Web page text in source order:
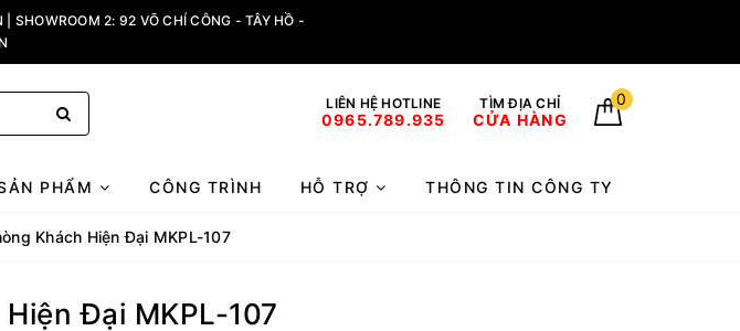
SHOWROOM 2: 92 VÕ CHÍ CÔNG - TÂY HỒ -
LIÊN HỆ HOTLINE
0965.789.935
TÌM ĐỊA CHỈ
CỬA HÀNG
0
PHẨM CÔNG TRÌNH HỖ TRỢ THÔNG TIN CÔNG TY
Khách Hiện Đại MKPL-107
Đại MKPL-107